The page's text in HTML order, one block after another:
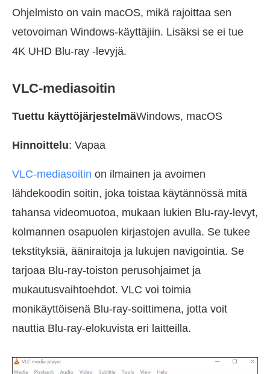
Ohjelmisto on vain macOS, mikä rajoittaa sen
vetovoiman Windows-käyttäjiin. Lisäksi se ei tue
4K UHD Blu-ray -levyjä.
VLC-mediasoitin
Tuettu käyttöjärjestelmäWindows, macOS
Hinnoittelu: Vapaa
VLC-mediasoitin on ilmainen ja avoimen
lähdekoodin soitin, joka toistaa käytännössä mitä
tahansa videomuotoa, mukaan lukien Blu-ray-levyt,
kolmannen osapuolen kirjastojen avulla. Se tukee
tekstityksiä, ääniraitoja ja lukujen navigointia. Se
tarjoaa Blu-ray-toiston perusohjaimet ja
mukautusvaihtoehdot. VLC voi toimia
monikäyttöisenä Blu-ray-soittimena, jotta voit
nauttia Blu-ray-elokuvista eri laitteilla.